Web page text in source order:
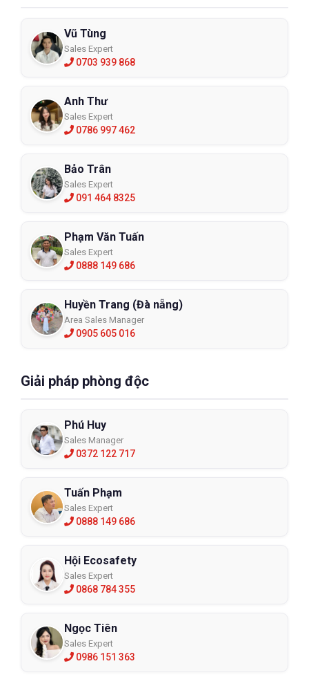
Vũ Tùng
Sales Expert
0703 939 868
Anh Thư
Sales Expert
0786 997 462
Bảo Trân
Sales Expert
091 464 8325
Phạm Văn Tuấn
Sales Expert
0888 149 686
Huyền Trang (Đà nẵng)
Area Sales Manager
0905 605 016
Giải pháp phòng độc
Phú Huy
Sales Manager
0372 122 717
Tuấn Phạm
Sales Expert
0888 149 686
Hội Ecosafety
Sales Expert
0868 784 355
Ngọc Tiên
Sales Expert
0986 151 363